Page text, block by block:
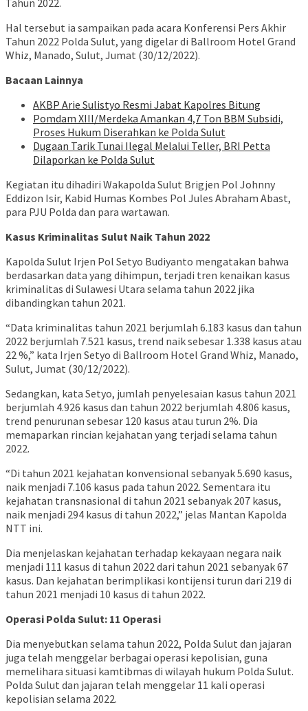
Hal tersebut ia sampaikan pada acara Konferensi Pers Akhir
Tahun 2022 Polda Sulut, yang digelar di Ballroom Hotel Grand
Whiz, Manado, Sulut, Jumat (30/12/2022).
Bacaan Lainnya
AKBP Arie Sulistyo Resmi Jabat Kapolres Bitung
Pomdam XIII/Merdeka Amankan 4,7 Ton BBM Subsidi,
Proses Hukum Diserahkan ke Polda Sulut
Dugaan Tarik Tunai Ilegal Melalui Teller, BRI Petta
Dilaporkan ke Polda Sulut
Kegiatan itu dihadiri Wakapolda Sulut Brigjen Pol Johnny
Eddizon Isir, Kabid Humas Kombes Pol Jules Abraham Abast,
para PJU Polda dan para wartawan.
Kasus Kriminalitas Sulut Naik Tahun 2022
Kapolda Sulut Irjen Pol Setyo Budiyanto mengatakan bahwa
berdasarkan data yang dihimpun, terjadi tren kenaikan kasus
kriminalitas di Sulawesi Utara selama tahun 2022 jika
dibandingkan tahun 2021.
“Data kriminalitas tahun 2021 berjumlah 6.183 kasus dan tahun
2022 berjumlah 7.521 kasus, trend naik sebesar 1.338 kasus atau
22 %,” kata Irjen Setyo di Ballroom Hotel Grand Whiz, Manado,
Sulut, Jumat (30/12/2022).
Sedangkan, kata Setyo, jumlah penyelesaian kasus tahun 2021
berjumlah 4.926 kasus dan tahun 2022 berjumlah 4.806 kasus,
trend penurunan sebesar 120 kasus atau turun 2%. Dia
memaparkan rincian kejahatan yang terjadi selama tahun
2022.
“Di tahun 2021 kejahatan konvensional sebanyak 5.690 kasus,
naik menjadi 7.106 kasus pada tahun 2022. Sementara itu
kejahatan transnasional di tahun 2021 sebanyak 207 kasus,
naik menjadi 294 kasus di tahun 2022,” jelas Mantan Kapolda
NTT ini.
Dia menjelaskan kejahatan terhadap kekayaan negara naik
menjadi 111 kasus di tahun 2022 dari tahun 2021 sebanyak 67
kasus. Dan kejahatan berimplikasi kontijensi turun dari 219 di
tahun 2021 menjadi 10 kasus di tahun 2022.
Operasi Polda Sulut: 11 Operasi
Dia menyebutkan selama tahun 2022, Polda Sulut dan jajaran
juga telah menggelar berbagai operasi kepolisian, guna
memelihara situasi kamtibmas di wilayah hukum Polda Sulut.
Polda Sulut dan jajaran telah menggelar 11 kali operasi
kepolisian selama 2022.